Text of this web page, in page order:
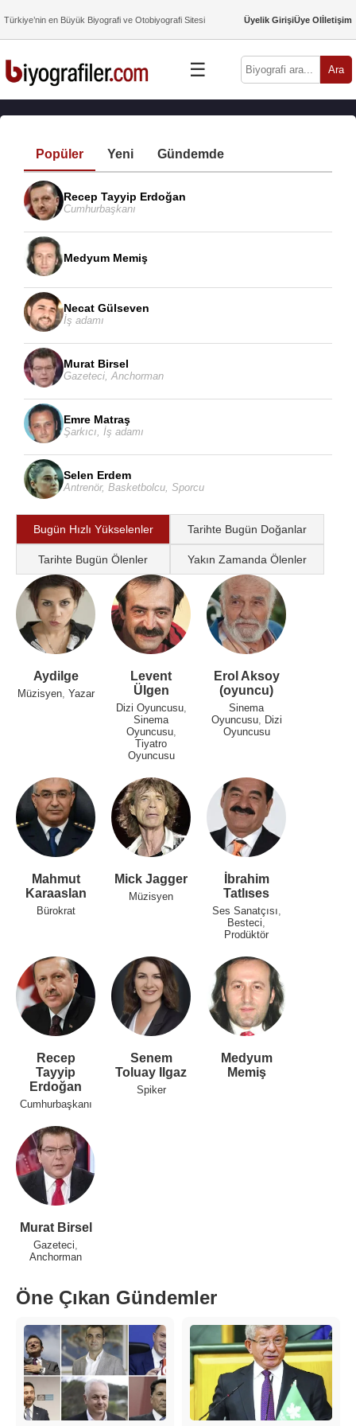
Türkiye’nin en Büyük Biyografi ve Otobiyografi Sitesi Üyelik GirişiÜye Olİletişim
☰ Ara
Popüler Yeni Gündemde
Recep Tayyip Erdoğan
Cumhurbaşkanı
Medyum Memiş
Necat Gülseven
İş adamı
Murat Birsel
Gazeteci Anchorman
Emre Matraş
Şarkıcı İş adamı
Selen Erdem
Antrenör, Basketbolcu Sporcu
Bugün Hızlı Yükselenler Tarihte Bugün Doğanlar
Tarihte Bugün Ölenler Yakın Zamanda Ölenler
Aydilge
Müzisyen, Yazar
Levent
Ülgen
Dizi Oyuncusu,
Sinema
Oyuncusu,
Tiyatro
Oyuncusu
Erol Aksoy
(oyuncu)
Sinema
Oyuncusu, Dizi
Oyuncusu
Mahmut
Karaaslan
Bürokrat
Mick Jagger
Müzisyen
İbrahim
Tatlıses
Ses Sanatçısı,
Besteci,
Prodüktör
Recep
Tayyip
Erdoğan
Cumhurbaşkanı
Senem
Toluay Ilgaz
Spiker
Medyum
Memiş
Murat Birsel
Gazeteci,
Anchorman
Öne Çıkan Gündemler